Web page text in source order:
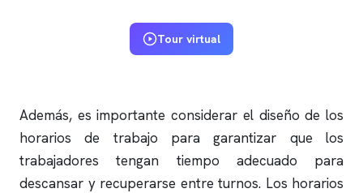
Tour virtual
Además, es importante considerar el diseño de los
horarios de trabajo para garantizar que los
trabajadores tengan tiempo adecuado para
descansar y recuperarse entre turnos. Los horarios